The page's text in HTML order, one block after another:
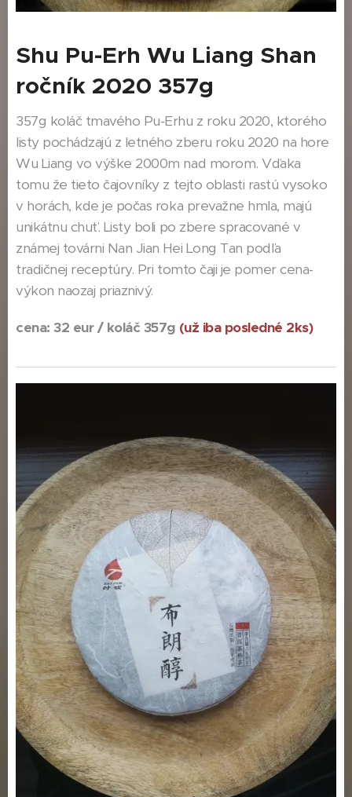
Shu Pu-Erh Wu Liang Shan
ročník 2020 357g
357g koláč tmavého Pu-Erhu z roku 2020, ktorého
listy pochádzajú z letného zberu roku 2020 na hore
Wu Liang vo výške 2000m nad morom. Vďaka
tomu že tieto čajovníky z tejto oblasti rastú vysoko
v horách, kde je počas roka prevažne hmla, majú
unikátnu chuť. Listy boli po zbere spracované v
známej továrni Nan Jian Hei Long Tan podľa
tradičnej receptúry. Pri tomto čaji je pomer cena-
výkon naozaj priaznivý.
cena: 32 eur / koláč 357g (už iba posledné 2ks)